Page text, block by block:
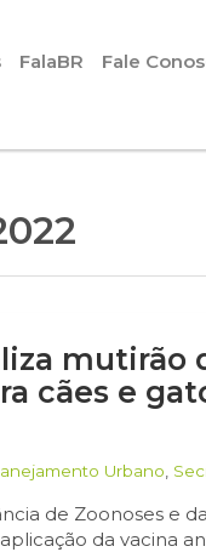
FalaBR Fale
mutirão
cães e
Urbano
de Zoonoses e
da vacina